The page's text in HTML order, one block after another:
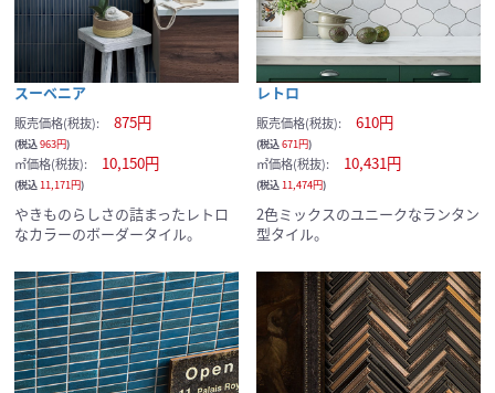
スーベニア
販売価格(税抜): 875円
(税込963円)
㎡価格(税抜): 10,150円
(税込11,171円)
やきものらしさの詰まったレトロ
なカラーのボーダータイル。
レトロ
販売価格(税抜): 610円
(税込671円)
㎡価格(税抜): 10,431円
(税込11,474円)
2色ミックスのユニークなランタン
型タイル。